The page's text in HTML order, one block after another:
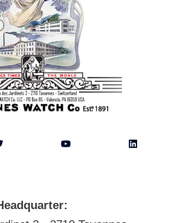
YouTube LinkedIn